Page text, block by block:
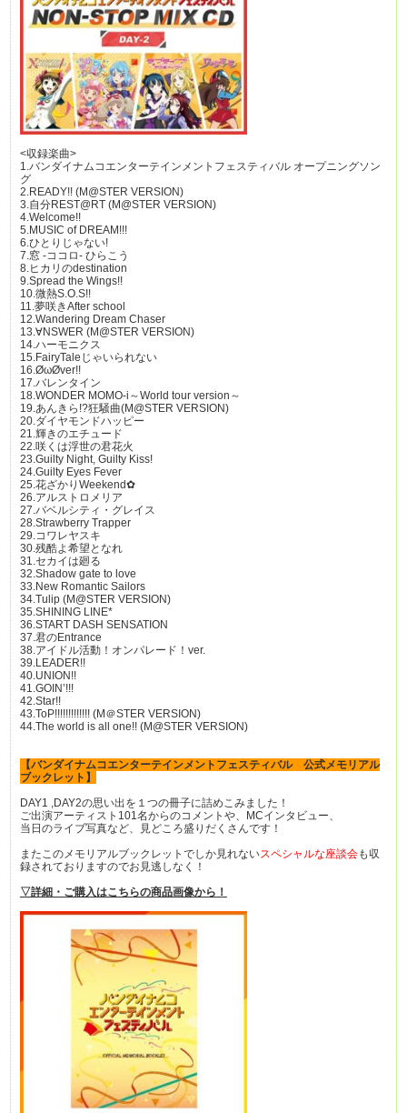
<収録楽曲>
1.バンダイナムコエンターテインメントフェスティバル オープニングソン
グ
2.READY!! (M@STER VERSION)
3.自分REST@RT (M@STER VERSION)
4.Welcome!!
5.MUSIC of DREAM!!!
6.ひとりじゃない!
7.窓 -ココロ- ひらこう
8.ヒカリのdestination
9.Spread the Wings!!
10.微熱S.O.S!!
11.夢咲きAfter school
12.Wandering Dream Chaser
13.∀NSWER (M@STER VERSION)
14.ハーモニクス
15.FairyTaleじゃいられない
16.ØωØver!!
17.バレンタイン
18.WONDER MOMO-i～World tour version～
19.あんきら!?狂騒曲(M@STER VERSION)
20.ダイヤモンドハッピー
21.輝きのエチュード
22.咲くは浮世の君花火
23.Guilty Night, Guilty Kiss!
24.Guilty Eyes Fever
25.花ざかりWeekend✿
26.アルストロメリア
27.バベルシティ・グレイス
28.Strawberry Trapper
29.コワレヤスキ
30.残酷よ希望となれ
31.セカイは廻る
32.Shadow gate to love
33.New Romantic Sailors
34.Tulip (M@STER VERSION)
35.SHINING LINE*
36.START DASH SENSATION
37.君のEntrance
38.アイドル活動！オンパレード！ver.
39.LEADER!!
40.UNION!!
41.GOIN’!!!
42.Star!!
43.ToP!!!!!!!!!!!!! (M＠STER VERSION)
44.The world is all one!! (M@STER VERSION)
【バンダイナムコエンターテインメントフェスティバル 公式メモリアル
ブックレット】
DAY1 ,DAY2の思い出を１つの冊子に詰めこみました！
ご出演アーティスト101名からのコメントや、MCインタビュー、
当日のライブ写真など、見どころ盛りだくさんです！
またこのメモリアルブックレットでしか見れないスペシャルな座談会も収
録されておりますのでお見逃しなく！
▽詳細・ご購入はこちらの商品画像から！